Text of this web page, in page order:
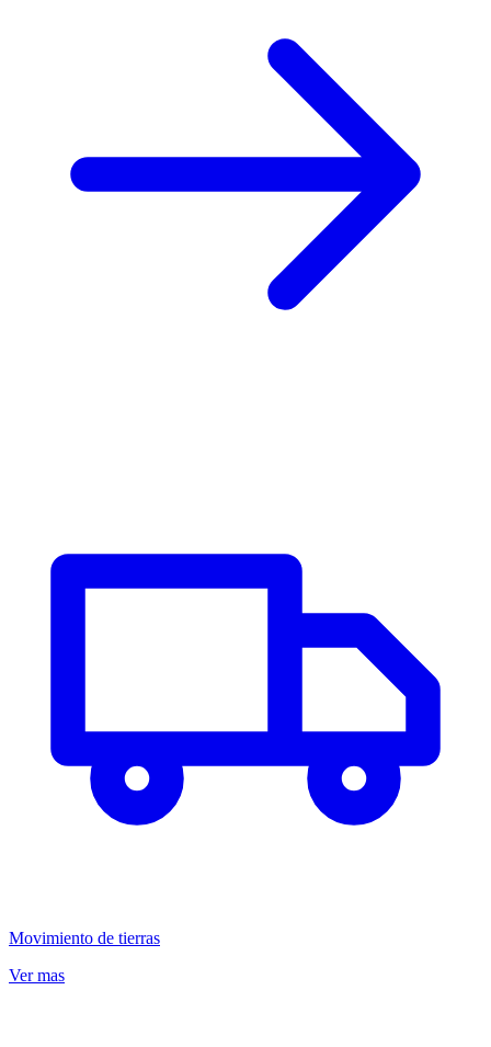
Movimiento de tierras
Ver mas